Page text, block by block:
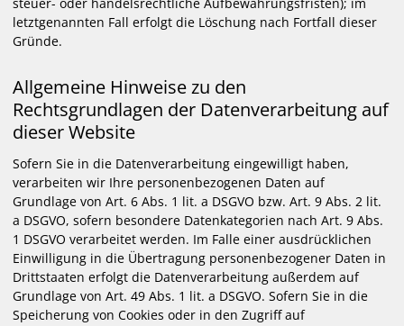
steuer- oder handelsrechtliche Aufbewahrungsfristen); im
letztgenannten Fall erfolgt die Löschung nach Fortfall dieser
Gründe.
Allgemeine Hinweise zu den
Rechtsgrundlagen der Datenverarbeitung auf
dieser Website
Sofern Sie in die Datenverarbeitung eingewilligt haben,
verarbeiten wir Ihre personenbezogenen Daten auf
Grundlage von Art. 6 Abs. 1 lit. a DSGVO bzw. Art. 9 Abs. 2 lit.
a DSGVO, sofern besondere Datenkategorien nach Art. 9 Abs.
1 DSGVO verarbeitet werden. Im Falle einer ausdrücklichen
Einwilligung in die Übertragung personenbezogener Daten in
Drittstaaten erfolgt die Datenverarbeitung außerdem auf
Grundlage von Art. 49 Abs. 1 lit. a DSGVO. Sofern Sie in die
Speicherung von Cookies oder in den Zugriff auf